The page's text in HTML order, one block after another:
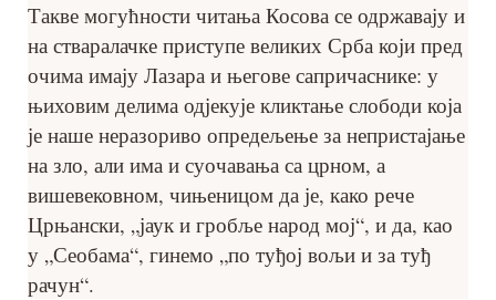
Такве могућности читања Косова се одржавају и
на стваралачке приступе великих Срба који пред
очима имају Лазара и његове сапричаснике: у
њиховим делима одјекује кликтање слободи која
је наше неразориво опредељење за непристајање
на зло, али има и суочавања са црном, а
вишевековном, чињеницом да је, како рече
Црњански, „јаук и гробље народ мој“, и да, као
у „Сеобама“, гинемо „по туђој вољи и за туђ
рачун“.